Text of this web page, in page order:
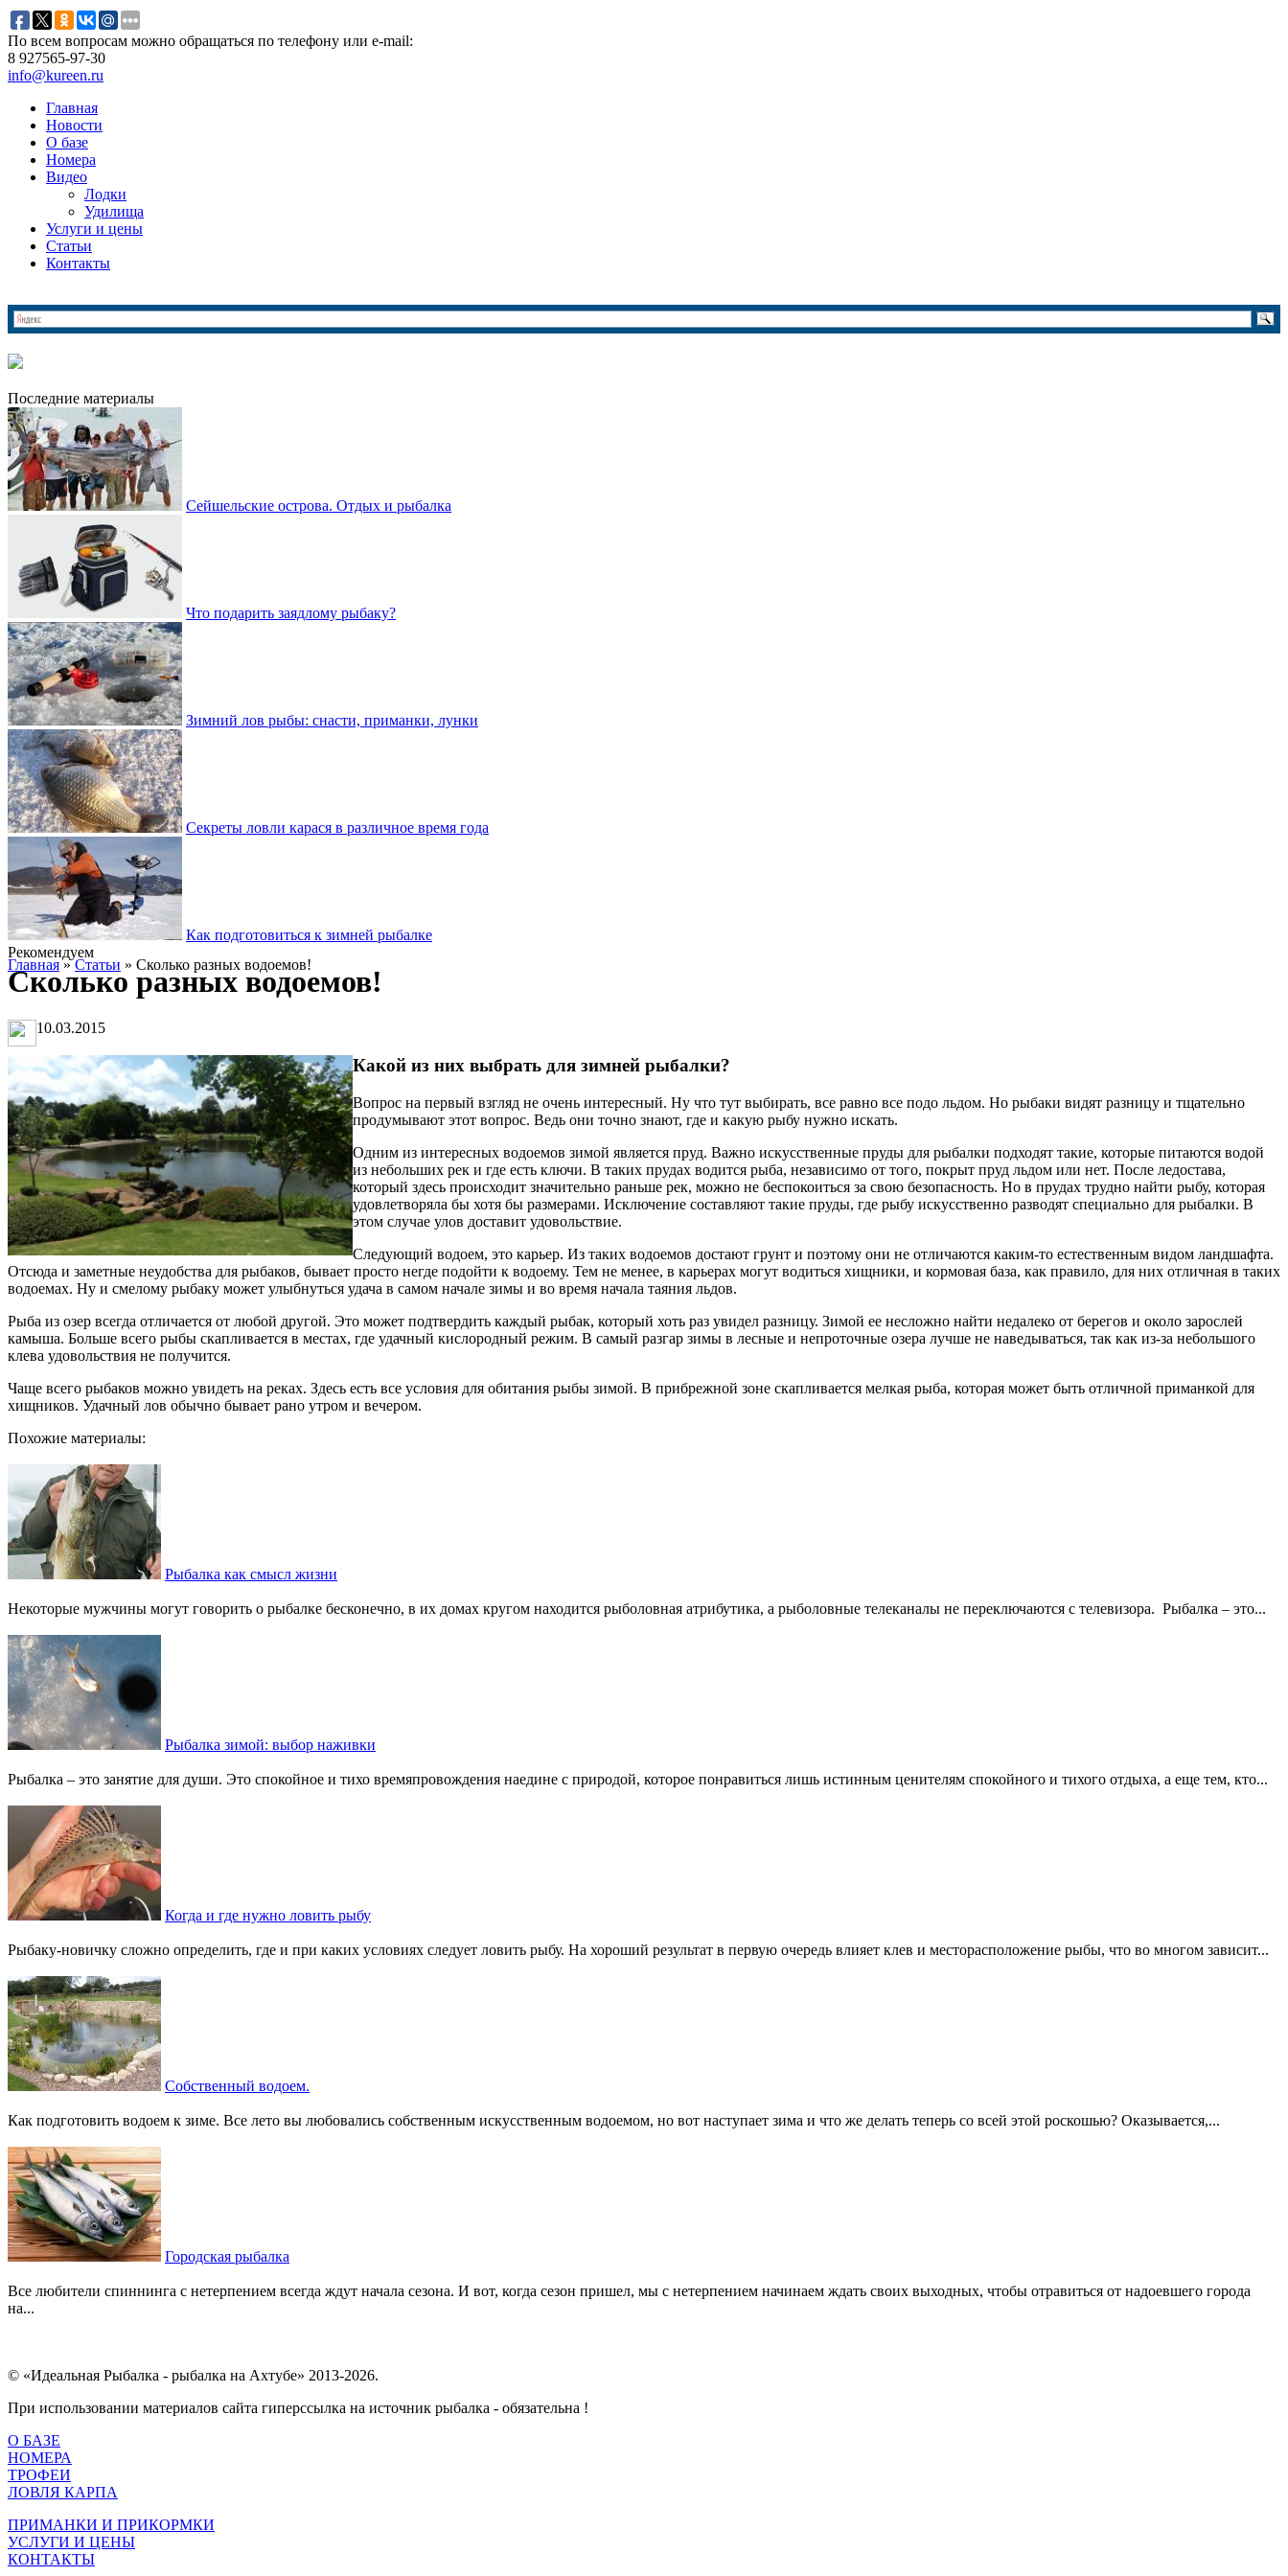
По всем вопросам можно обращаться по телефону или e-mail:
8 927565-97-30
info@kureen.ru
Главная
Новости
О базе
Номера
Видео
Лодки
Удилища
Услуги и цены
Статьи
Контакты
Последние материалы
Сейшельские острова. Отдых и рыбалка
Что подарить заядлому рыбаку?
Зимний лов рыбы: снасти, приманки, лунки
Секреты ловли карася в различное время года
Как подготовиться к зимней рыбалке
Рекомендуем
Главная»Статьи » Сколько разных водоемов!
Сколько разных водоемов!
10.03.2015
Какой из них выбрать для зимней рыбалки?
Вопрос на первый взгляд не очень интересный. Ну что тут выбирать, все равно все подо льдом. Но рыбаки видят разницу и тщательно
продумывают этот вопрос. Ведь они точно знают, где и какую рыбу нужно искать.
Одним из интересных водоемов зимой является пруд. Важно искусственные пруды для рыбалки подходят такие, которые питаются водой
из небольших рек и где есть ключи. В таких прудах водится рыба, независимо от того, покрыт пруд льдом или нет. После ледостава,
который здесь происходит значительно раньше рек, можно не беспокоиться за свою безопасность. Но в прудах трудно найти рыбу, которая
удовлетворяла бы хотя бы размерами. Исключение составляют такие пруды, где рыбу искусственно разводят специально для рыбалки. В
этом случае улов доставит удовольствие.
Следующий водоем, это карьер. Из таких водоемов достают грунт и поэтому они не отличаются каким-то естественным видом ландшафта.
Отсюда и заметные неудобства для рыбаков, бывает просто негде подойти к водоему. Тем не менее, в карьерах могут водиться хищники, и кормовая база, как правило, для них отличная в таких
водоемах. Ну и смелому рыбаку может улыбнуться удача в самом начале зимы и во время начала таяния льдов.
Рыба из озер всегда отличается от любой другой. Это может подтвердить каждый рыбак, который хоть раз увидел разницу. Зимой ее несложно найти недалеко от берегов и около зарослей
камыша. Больше всего рыбы скапливается в местах, где удачный кислородный режим. В самый разгар зимы в лесные и непроточные озера лучше не наведываться, так как из-за небольшого
клева удовольствия не получится.
Чаще всего рыбаков можно увидеть на реках. Здесь есть все условия для обитания рыбы зимой. В прибрежной зоне скапливается мелкая рыба, которая может быть отличной приманкой для
хищников. Удачный лов обычно бывает рано утром и вечером.
Похожие материалы:
Рыбалка как смысл жизни
Некоторые мужчины могут говорить о рыбалке бесконечно, в их домах кругом находится рыболовная атрибутика, а рыболовные телеканалы не переключаются с телевизора. Рыбалка – это...
Рыбалка зимой: выбор наживки
Рыбалка – это занятие для души. Это спокойное и тихо времяпровождения наедине с природой, которое понравиться лишь истинным ценителям спокойного и тихого отдыха, а еще тем, кто...
Когда и где нужно ловить рыбу
Рыбаку-новичку сложно определить, где и при каких условиях следует ловить рыбу. На хороший результат в первую очередь влияет клев и месторасположение рыбы, что во многом зависит...
Собственный водоем.
Как подготовить водоем к зиме. Все лето вы любовались собственным искусственным водоемом, но вот наступает зима и что же делать теперь со всей этой роскошью? Оказывается,...
Городская рыбалка
Все любители спиннинга с нетерпением всегда ждут начала сезона. И вот, когда сезон пришел, мы с нетерпением начинаем ждать своих выходных, чтобы отравиться от надоевшего города
на...
© «Идеальная Рыбалка - рыбалка на Ахтубе» 2013-2026.
При использовании материалов сайта гиперссылка на источник рыбалка - обязательна !
О БАЗЕ
НОМЕРА
ТРОФЕИ
ЛОВЛЯ КАРПА
ПРИМАНКИ И ПРИКОРМКИ
УСЛУГИ И ЦЕНЫ
КОНТАКТЫ